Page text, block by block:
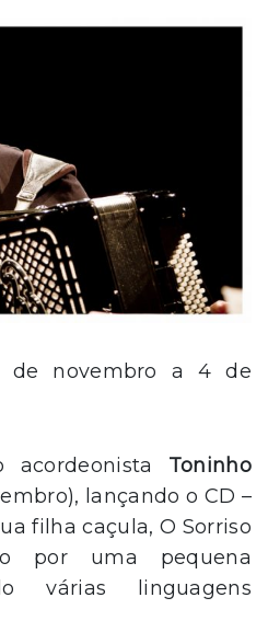
de novembro a 4 de
acordeonista Toninho
lançando o CD –
filha caçula, O Sorriso
por uma pequena
várias linguagens